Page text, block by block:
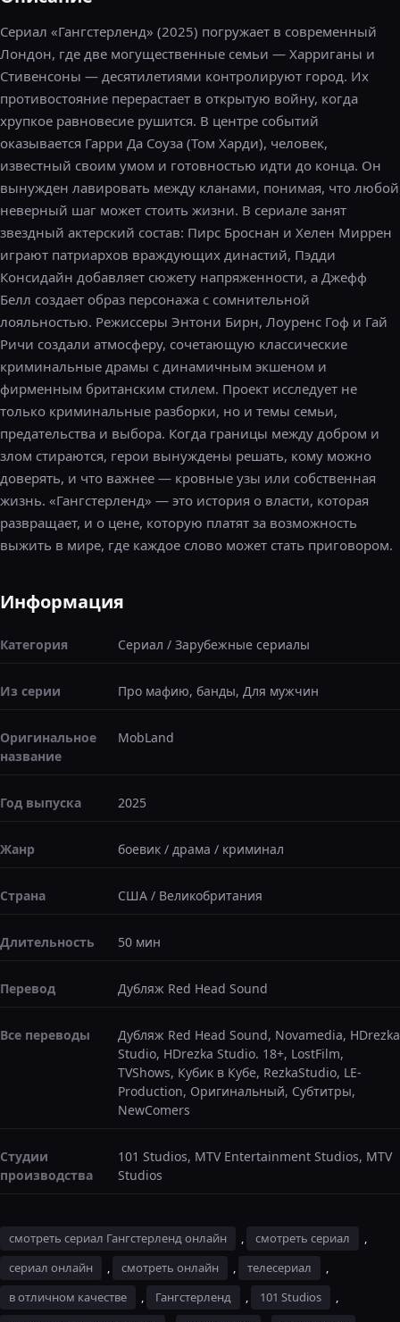
Сериал «Гангстерленд» (2025) погружает в современный
Лондон, где две могущественные семьи — Харриганы и
Стивенсоны — десятилетиями контролируют город. Их
противостояние перерастает в открытую войну, когда
хрупкое равновесие рушится. В центре событий
оказывается Гарри Да Соуза (Том Харди), человек,
известный своим умом и готовностью идти до конца. Он
вынужден лавировать между кланами, понимая, что любой
неверный шаг может стоить жизни. В сериале занят
звездный актерский состав: Пирс Броснан и Хелен Миррен
играют патриархов враждующих династий, Пэдди
Консидайн добавляет сюжету напряженности, а Джефф
Белл создает образ персонажа с сомнительной
лояльностью. Режиссеры Энтони Бирн, Лоуренс Гоф и Гай
Ричи создали атмосферу, сочетающую классические
криминальные драмы с динамичным экшеном и
фирменным британским стилем. Проект исследует не
только криминальные разборки, но и темы семьи,
предательства и выбора. Когда границы между добром и
злом стираются, герои вынуждены решать, кому можно
доверять, и что важнее — кровные узы или собственная
жизнь. «Гангстерленд» — это история о власти, которая
развращает, и о цене, которую платят за возможность
выжить в мире, где каждое слово может стать приговором.
Информация
Категория Сериал / Зарубежные сериалы
Из серии Про мафию, банды, Для мужчин
Оригинальное
название
MobLand
Год выпуска 2025
Жанр боевик / драма / криминал
Страна США / Великобритания
Длительность 50 мин
Перевод Дубляж Red Head Sound
Все переводы
Дубляж Red Head Sound, Novamedia, HDrezka
Studio, HDrezka Studio. 18+, LostFilm,
TVShows, Кубик в Кубе, RezkaStudio, LE-
Production, Оригинальный, Субтитры,
NewComers
Студии
производства
101 Studios, MTV Entertainment Studios, MTV
Studios
смотреть сериал Гангстерленд онлайн , смотреть сериал
,
сериал онлайн
, смотреть онлайн , телесериал
,
в отличном качестве
, Гангстерленд , 101 Studios
,